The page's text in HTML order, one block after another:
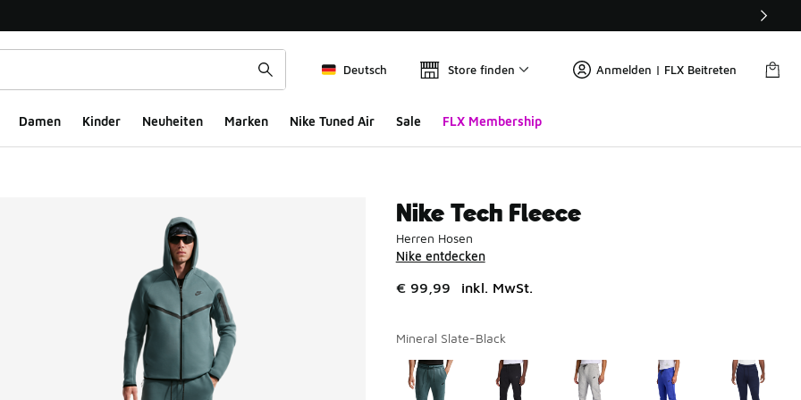
Deutsch Store finden Anmelden | FLX Beitreten
Damen Kinder Neuheiten Marken Nike Tuned Air Sale FLX Membership
Nike Tech Fleece
Herren Hosen
Nike entdecken
€ 99,99 inkl. MwSt.
Mineral Slate-Black
Seite 1 von 3 zeigt die Farben 1 bis 10 von 24 an.
Bitte wählen Sie einen Stil aus*